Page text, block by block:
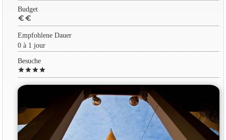
Budget
euro euro
Empfohlene Dauer
0 à 1 jour
Besuche
starstarstarstar